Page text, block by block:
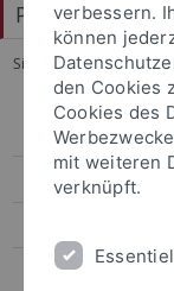
Philologisches
Sie sind hier:
WEAVE-Projekt
SFB 923: "Bedrohte
SFB 1391 „Andere
verbessern.
können
den Cookies
Cookies des
mit weiteren
verknüpft.